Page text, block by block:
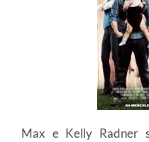
Max e Kelly Radner